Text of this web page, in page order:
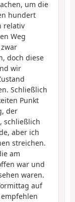
um die
hundert
relativ
Weg
doch diese
wir
Schließlich
Punkt
der
schließlich
aber ich
streichen.
am
war und
waren.
auf